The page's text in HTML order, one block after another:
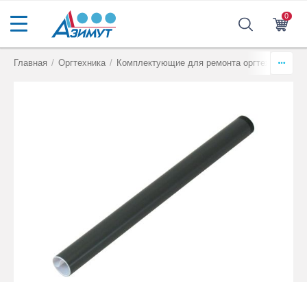
0
Главная / Оргтехника / Комплектующие для ремонта оргтехники